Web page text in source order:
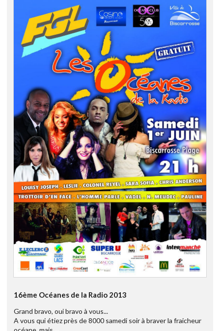
16ème Océanes de la Radio 2013
Grand bravo, oui bravo à vous...
A vous qui étiez près de 8000 samedi soir à braver la fraicheur